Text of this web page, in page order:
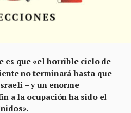
es que «el horrible ciclo de
no terminará hasta que
– y un enorme
a la ocupación ha sido el